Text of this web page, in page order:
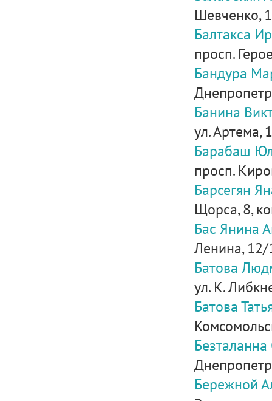
Шевченко,
Балтакса
просп.
Бандура
Банина
ул. Артема,
Барабаш
просп.
Барсегян
Щорса, 8,
Бас Янина
Ленина, 12/
Батова
ул. К.
Батова
Бережной